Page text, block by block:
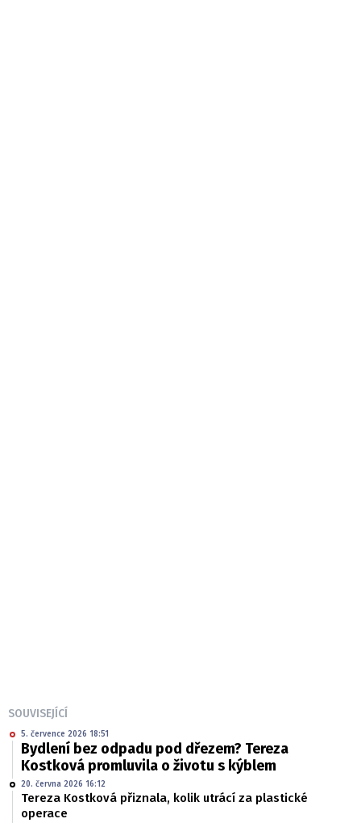
SOUVISEJÍCÍ
5. července 2026 18:51
Bydlení bez odpadu pod dřezem? Tereza
Kostková promluvila o životu s kýblem
20. června 2026 16:12
Tereza Kostková přiznala, kolik utrácí za plastické
operace